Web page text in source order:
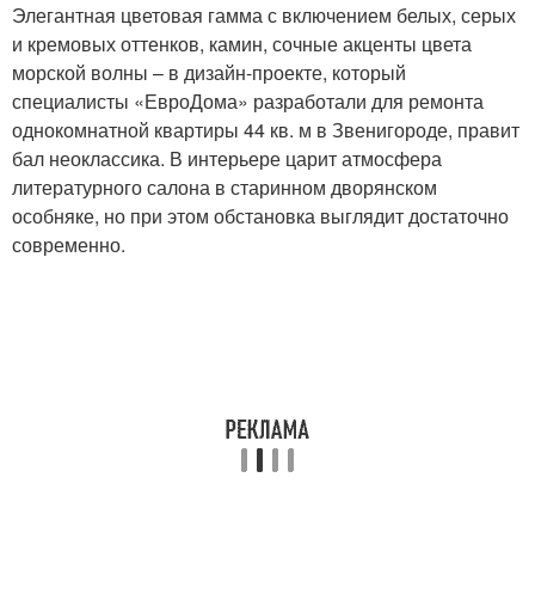
Элегантная цветовая гамма с включением белых, серых
и кремовых оттенков, камин, сочные акценты цвета
морской волны – в дизайн-проекте, который
специалисты «ЕвроДома» разработали для ремонта
однокомнатной квартиры 44 кв. м в Звенигороде, правит
бал неоклассика. В интерьере царит атмосфера
литературного салона в старинном дворянском
особняке, но при этом обстановка выглядит достаточно
современно.